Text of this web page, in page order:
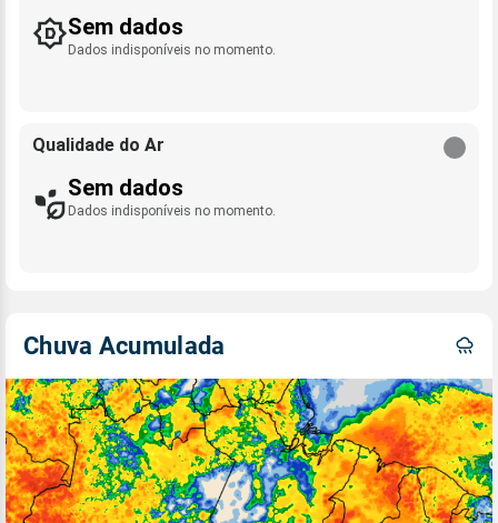
Sem dados
Dados indisponíveis no momento.
Qualidade do Ar
Sem dados
Dados indisponíveis no momento.
Chuva Acumulada